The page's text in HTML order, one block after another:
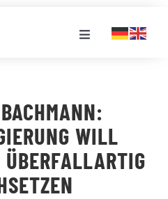
Toggle
WILL
ÜBERFALLARTIG